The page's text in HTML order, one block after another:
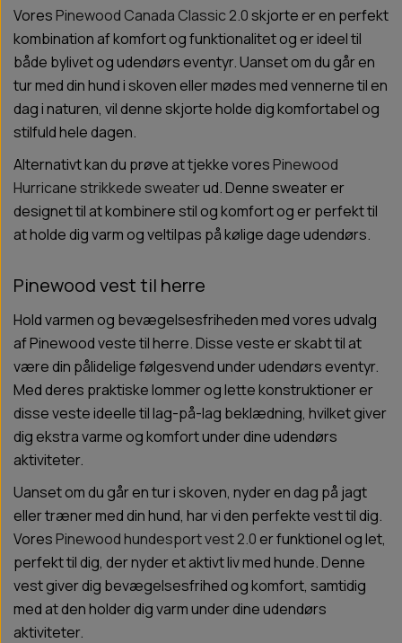
VoresPinewood Canada Classic 2.0skjorte er en perfekt
kombination af komfort og funktionalitet og er ideel til
både bylivet og udendørs eventyr. Uanset om du går en
tur med din hund i skoven eller mødes med vennerne til en
dag i naturen, vil denne skjorte holde dig komfortabel og
stilfuld hele dagen.
Alternativt kan du prøve at tjekke voresPinewood
Hurricane strikkede sweaterud. Denne sweater er
designet til at kombinere stil og komfort og er perfekt til
at holde dig varm og veltilpas på kølige dage udendørs.
Pinewood vest til herre
Hold varmen og bevægelsesfriheden med vores udvalg
af Pinewood veste til herre. Disse veste er skabt til at
være din pålidelige følgesvend under udendørs eventyr.
Med deres praktiske lommer og lette konstruktioner er
disse veste ideelle til lag-på-lag beklædning, hvilket giver
dig ekstra varme og komfort under dine udendørs
aktiviteter.
Uanset om du går en tur i skoven, nyder en dag på jagt
eller træner med din hund, har vi den perfekte vest til dig.
VoresPinewood hundesport vest 2.0er funktionel og let,
perfekt til dig, der nyder et aktivt liv med hunde. Denne
vest giver dig bevægelsesfrihed og komfort, samtidig
med at den holder dig varm under dine udendørs
aktiviteter.